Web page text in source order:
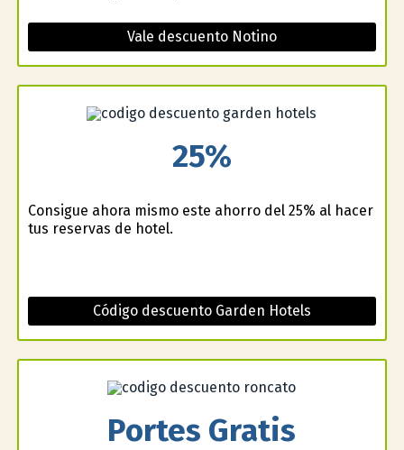
Vale descuento Notino
25%
Consigue ahora mismo este ahorro del 25% al hacer
tus reservas de hotel.
Código descuento Garden Hotels
Portes Gratis